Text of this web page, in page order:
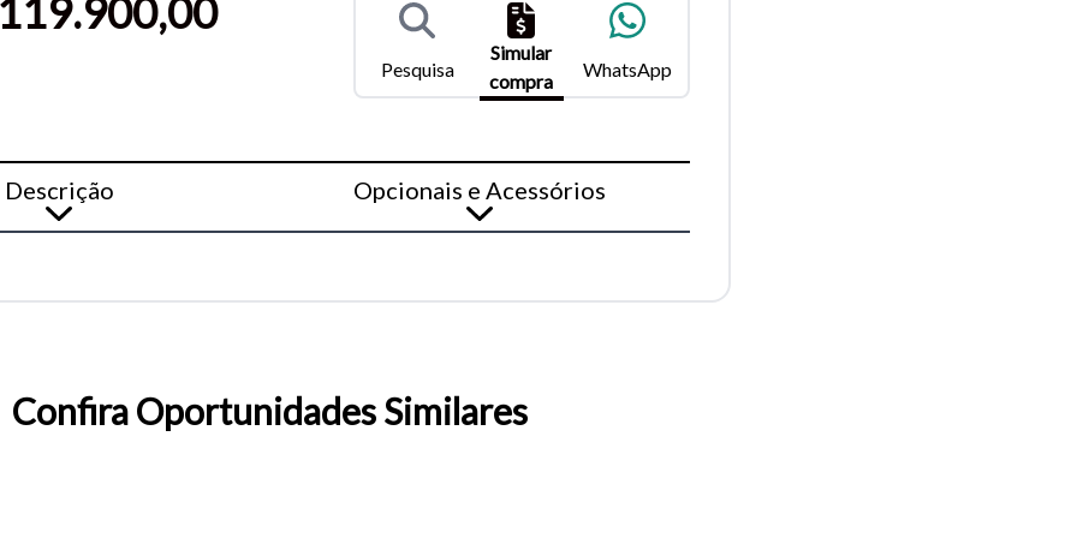
e Ctrl- (para diminuir) no seu teclado.
Fechar
Pesquisa
Simular
compra
WhatsApp
Descrição Opcionais e Acessórios
Confira Oportunidades Similares